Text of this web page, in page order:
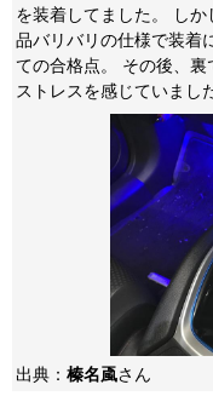
を装着してました。 し
品バリバリの仕様で装着
ての合格点。 その後、
ストレスを感じていまし
出典： 榛名颪さん